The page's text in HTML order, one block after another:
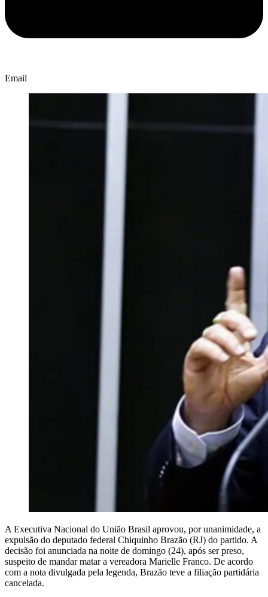
Email
A Executiva Nacional do União Brasil aprovou, por unanimidade, a
expulsão do deputado federal Chiquinho Brazão (RJ) do partido. A
decisão foi anunciada na noite de domingo (24), após ser preso,
suspeito de mandar matar a vereadora Marielle Franco. De acordo
com a nota divulgada pela legenda, Brazão teve a filiação partidária
cancelada.